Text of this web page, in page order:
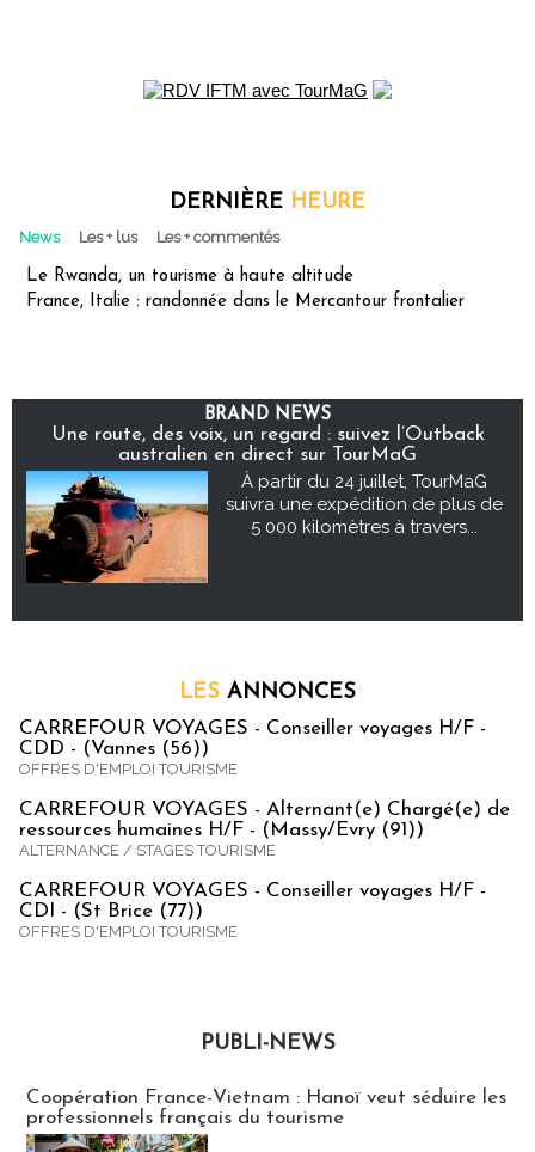
DERNIÈRE HEURE
News Les + lus Les + commentés
Le Rwanda, un tourisme à haute altitude
France, Italie : randonnée dans le Mercantour frontalier
BRAND NEWS
Une route, des voix, un regard : suivez l’Outback
australien en direct sur TourMaG
À partir du 24 juillet, TourMaG
suivra une expédition de plus de
5 000 kilomètres à travers...
LES ANNONCES
CARREFOUR VOYAGES - Conseiller voyages H/F -
CDD - (Vannes (56))
OFFRES D'EMPLOI TOURISME
CARREFOUR VOYAGES - Alternant(e) Chargé(e) de
ressources humaines H/F - (Massy/Evry (91))
ALTERNANCE / STAGES TOURISME
CARREFOUR VOYAGES - Conseiller voyages H/F -
CDI - (St Brice (77))
OFFRES D'EMPLOI TOURISME
PUBLI-NEWS
Coopération France-Vietnam : Hanoï veut séduire les
professionnels français du tourisme